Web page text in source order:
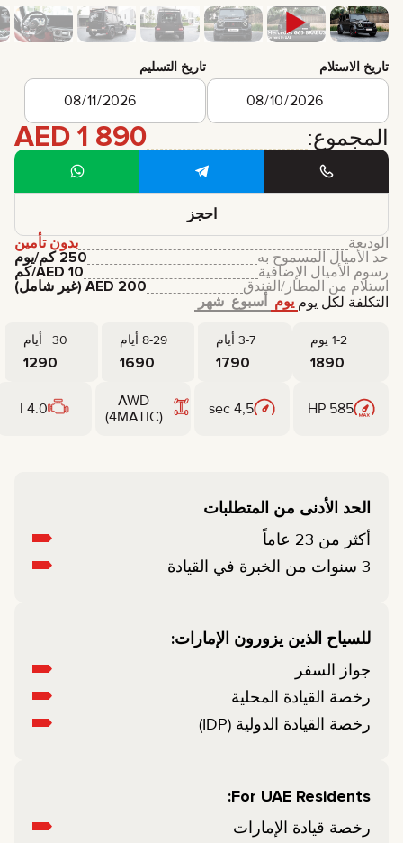
تاريخ الاستلام تاريخ التسليم
المجموع: AED 1 890
احجز
التكلفة لكل يوم يوم أسبوع شهر
1-2 يوم 3-7 أيام 8-29 أيام 30+ أيام
1890
1790
1690
1290
الوديعة
بدون تأمين
حد الأميال المسموح به
250 كم/يوم
رسوم الأميال الإضافية
AED 10
/كم
استلام من المطار/الفندق
AED 200 (غير شامل)
585 HP
4,5 sec
AWD
(4MATIC)
4.0 l
الحد الأدنى من المتطلبات
أكثر من 23 عاماً
3 سنوات من الخبرة في القيادة
للسياح الذين يزورون الإمارات:
جواز السفر
رخصة القيادة المحلية
رخصة القيادة الدولية (IDP)
For UAE Residents:
رخصة قيادة الإمارات